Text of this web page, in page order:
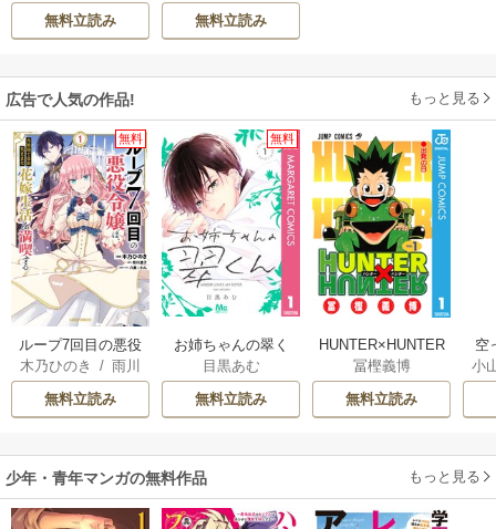
「男女」
無料立読み
「楽楽」
無料立読み
広告で人気の作品! もっと見る
無料
ループ7回目の悪役
令嬢は、元敵国で
自由気ままな花嫁
生活を満喫する
木乃ひのき /雨川
透子/八美☆わん
無料立読み
無料
お姉ちゃんの翠く
ん
目黒あむ
無料立読み
HUNTER×HUNTER
モノクロ版
冨樫義博
無料立読み
空
小
少年・青年マンガの無料作品 もっと見る